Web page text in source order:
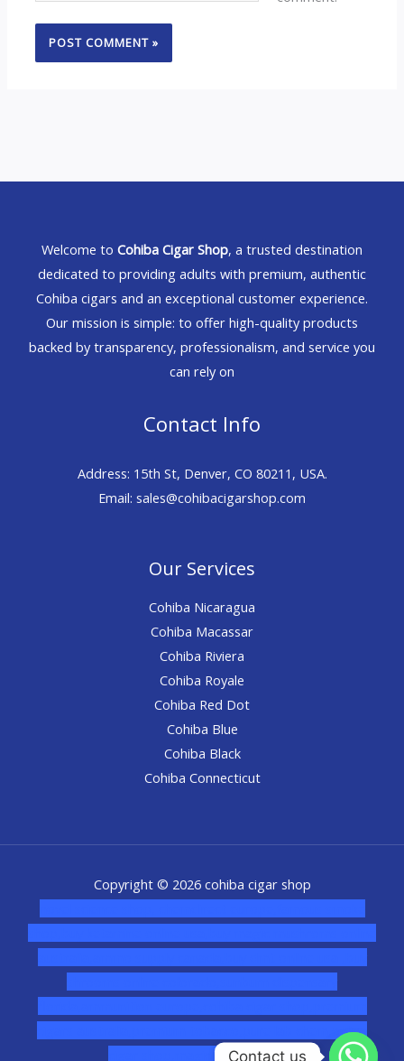
Welcome to Cohiba Cigar Shop, a trusted destination
dedicated to providing adults with premium, authentic
Cohiba cigars and an exceptional customer experience.
Our mission is simple: to offer high-quality products
backed by transparency, professionalism, and service you
can rely on
Contact Info
Address: 15th St, Denver, CO 80211, USA.
Email: sales@cohibacigarshop.com
Our Services
Cohiba Nicaragua
Cohiba Macassar
Cohiba Riviera
Cohiba Royale
Cohiba Red Dot
Cohiba Blue
Cohiba Black
Cohiba Connecticut
Copyright © 2026 cohiba cigar shop
premium tobacco,pure lab chem,online
cigar shop,magic shrooms usa,
Contact us